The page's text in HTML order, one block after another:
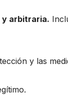
y arbitraria.
y las